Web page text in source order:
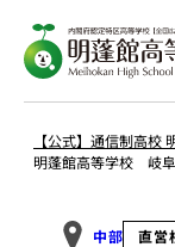
容
を
ス
【公式】通信制高校
明蓬館高等学校 岐阜
中部 直営